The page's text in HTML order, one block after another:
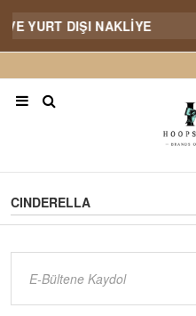
YURT DIŞI NAKLİYE
CINDERELLA